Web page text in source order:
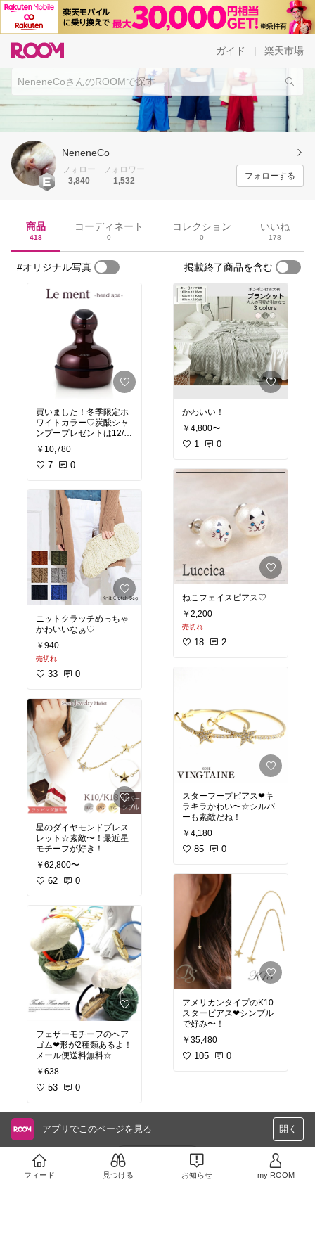
ガイド 楽天市場
NeneneCo
フォロー
3,840
フォロワー
1,532
フォローする
商品
418
コーディネート
0
コレクション
0
いいね
178
#オリジナル写真 掲載終了商品を含む
買いました！冬季限定ホ
ワイトカラー♡炭酸シャ
ンプープレゼントは12/7
まで！1000円引きクーポ
ンあるよ！
￥10,780
7 0
ニットクラッチめっちゃ
かわいいなぁ♡
￥940
売切れ
33 0
星のダイヤモンドブレス
レット☆素敵〜！最近星
モチーフが好き！
￥62,800〜
62 0
フェザーモチーフのヘア
ゴム❤︎形が2種類あるよ！
メール便送料無料☆
￥638
53 0
かわいい！
￥4,800〜
1 0
ねこフェイスピアス♡
￥2,200
売切れ
18 2
スターフープピアス❤︎キ
ラキラかわい〜☆シルバ
ーも素敵だね！
￥4,180
85 0
アメリカンタイプのK10
スターピアス❤︎シンプル
で好み〜！
￥35,480
105 0
アプリでこのページを見る 開く
フィード 見つける お知らせ my ROOM